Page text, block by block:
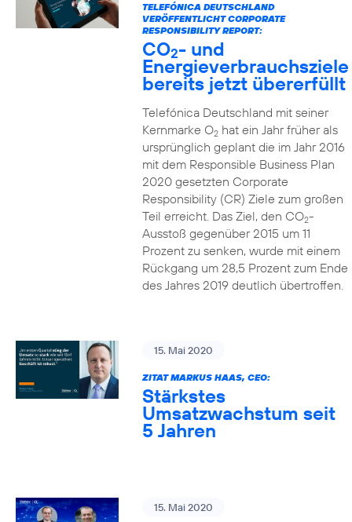
TELEFÓNICA DEUTSCHLAND
VERÖFFENTLICHT CORPORATE
RESPONSIBILITY REPORT:
CO2- und
Energieverbrauchsziele
bereits jetzt übererfüllt
Telefónica Deutschland mit seiner
Kernmarke O2hat ein Jahr früher als
ursprünglich geplant die im Jahr 2016
mit dem Responsible Business Plan
2020 gesetzten Corporate
Responsibility (CR) Ziele zum großen
Teil erreicht. Das Ziel, den CO2-
Ausstoß gegenüber 2015 um 11
Prozent zu senken, wurde mit einem
Rückgang um 28,5 Prozent zum Ende
des Jahres 2019 deutlich übertroffen.
15. Mai 2020
ZITAT MARKUS HAAS, CEO:
Stärkstes
Umsatzwachstum seit
5 Jahren
15. Mai 2020